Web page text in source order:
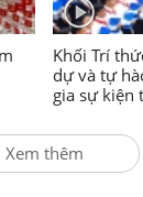
Khối Trí
dự và tự
gia sự kiện
Xem thêm